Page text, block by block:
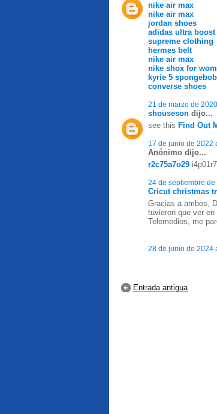
nike air max
nike air max
jordan shoes
adidas ultra boost
supreme clothing
hermes belt
nike air max
nike shox for
kyrie 5 spongebob
converse shoes
21 de marzo de
shouseson dijo...
see this Find Out
17 de junio de 2022
Anónimo dijo...
r2c75a7o29
24 de septiembre de
Cricut christmas
Gracias a ambos,
tuvieron que ver
Telemedios, me
28 de junio de 2024
Entrada antigua